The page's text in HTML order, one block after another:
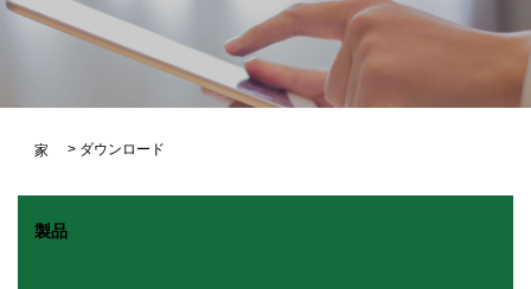
家 > ダウンロード
製品